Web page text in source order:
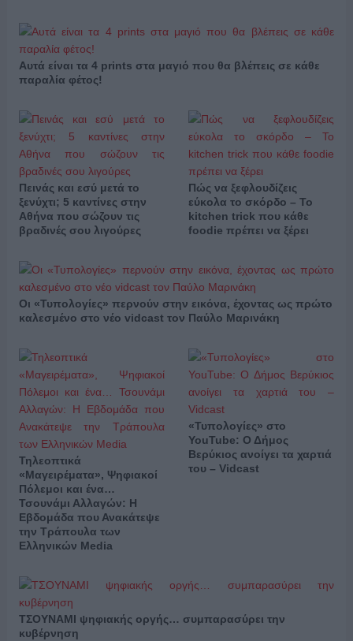
Αυτά είναι τα 4 prints στα μαγιό που θα βλέπεις σε κάθε
παραλία φέτος!
Πεινάς και εσύ μετά το
ξενύχτι; 5 καντίνες στην
Αθήνα που σώζουν τις
βραδινές σου λιγούρες
Πώς να ξεφλουδίζεις
εύκολα το σκόρδο – Το
kitchen trick που κάθε
foodie πρέπει να ξέρει
Οι «Τυπολογίες» περνούν στην εικόνα, έχοντας ως πρώτο
καλεσμένο στο νέο vidcast τον Παύλο Μαρινάκη
Τηλεοπτικά
«Μαγειρέματα», Ψηφιακοί
Πόλεμοι και ένα…
Τσουνάμι Αλλαγών: Η
Εβδομάδα που Ανακάτεψε
την Τράπουλα των
Ελληνικών Media
«Τυπολογίες» στο
YouTube: Ο Δήμος
Βερύκιος ανοίγει τα χαρτιά
του – Vidcast
ΤΣΟΥΝΑΜΙ ψηφιακής οργής… συμπαρασύρει την
κυβέρνηση